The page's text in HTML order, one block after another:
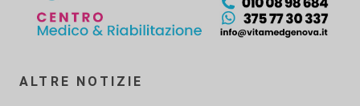
ALTRE NOTIZIE